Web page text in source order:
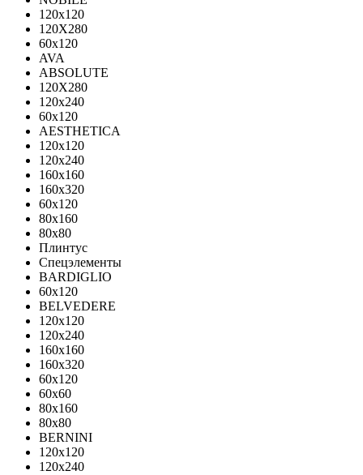
120x120
120X280
60x120
AVA
ABSOLUTE
120X280
120х240
60х120
AESTHETICA
120x120
120x240
160x160
160x320
60x120
80x160
80x80
Плинтус
Спецэлементы
BARDIGLIO
60x120
BELVEDERE
120x120
120x240
160x160
160x320
60x120
60x60
80x160
80x80
BERNINI
120x120
120x240